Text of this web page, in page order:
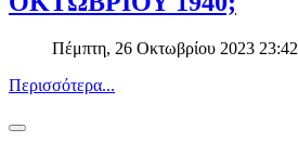
Πέμπτη, 26 Οκτωβρίου 2023 23:42
Περισσότερα...